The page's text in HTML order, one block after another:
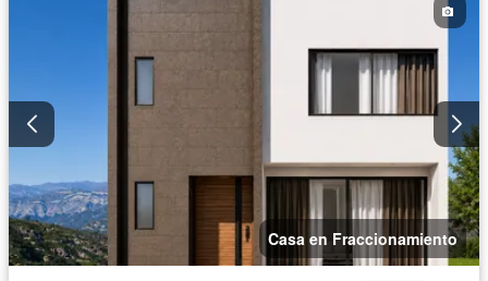
Casa en Fraccionamiento